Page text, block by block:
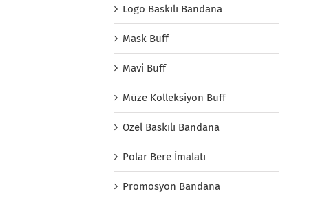
Logo Baskılı Bandana
Mask Buff
Mavi Buff
Müze Kolleksiyon Buff
Özel Baskılı Bandana
Polar Bere İmalatı
Promosyon Bandana